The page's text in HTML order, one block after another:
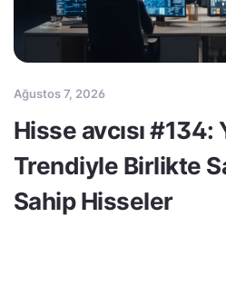
Ağustos 7, 2026
Hisse avcısı
Trendiyle Birlikte
Sahip Hisseler